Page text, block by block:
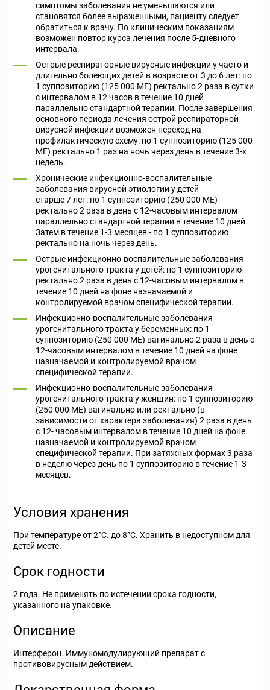
симптомы заболевания не уменьшаются или
становятся более выраженными, пациенту следует
обратиться к врачу. По клиническим показаниям
возможен повтор курса лечения после 5-дневного
интервала.
Острые респираторные вирусные инфекции у часто и
длительно болеющих детей в возрасте от 3 до 6 лет: по
1 суппозиторию (125 000 ME) ректально 2 раза в сутки
с интервалом в 12 часов в течение 10 дней
параллельно стандартной терапии. После завершения
основного периода лечения острой респираторной
вирусной инфекции возможен переход на
профилактическую схему: по 1 суппозиторию (125 000
ME) ректально 1 раз на ночь через день в течение 3-х
недель.
Хронические инфекционно-воспалительные
заболевания вирусной этиологии у детей
старше 7 лет: по 1 суппозиторию (250 000 ME)
ректально 2 раза в день с 12-часовым интервалом
параллельно стандартной терапии в течение 10 дней.
Затем в течение 1-3 месяцев - по 1 суппозиторию
ректально на ночь через день.
Острые инфекционно-воспалительные заболевания
урогенитального тракта у детей: по 1 суппозиторию
ректально 2 раза в день с 12-часовым интервалом в
течение 10 дней на фоне назначаемой и
контролируемой врачом специфической терапии.
Инфекционно-воспалительные заболевания
урогенитального тракта у беременных: по 1
суппозиторию (250 000 ME) вагинально 2 раза в день с
12-часовым интервалом в течение 10 дней на фоне
назначаемой и контролируемой врачом
специфической терапии.
Инфекционно-воспалительные заболевания
урогенитального тракта у женщин: по 1 суппозиторию
(250 000 ME) вагинально или ректально (в
зависимости от характера заболевания) 2 раза в день
с 12- часовым интервалом в течение 10 дней на фоне
назначаемой и контролируемой врачом
специфической терапии. При затяжных формах 3 раза
в неделю через день по 1 суппозиторию в течение 1-3
месяцев.
Условия хранения
При температуре от 2°С. до 8°С. Хранить в недоступном для
детей месте.
Срок годности
2 года. Не применять по истечении срока годности,
указанного на упаковке.
Описание
Интерферон. Иммуномодулирующий препарат с
противовирусным действием.